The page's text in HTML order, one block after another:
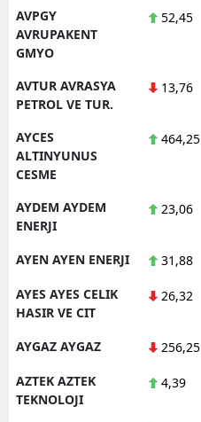
AVPGY
AVRUPAKENT
GMYO
52,45
AVTUR AVRASYA
PETROL VE TUR.
13,76
AYCES
ALTINYUNUS
CESME
464,25
AYDEM AYDEM
ENERJI
23,06
AYEN AYEN ENERJI 31,88
AYES AYES CELIK
HASIR VE CIT
26,32
AYGAZ AYGAZ 256,25
AZTEK AZTEK
TEKNOLOJI
4,39